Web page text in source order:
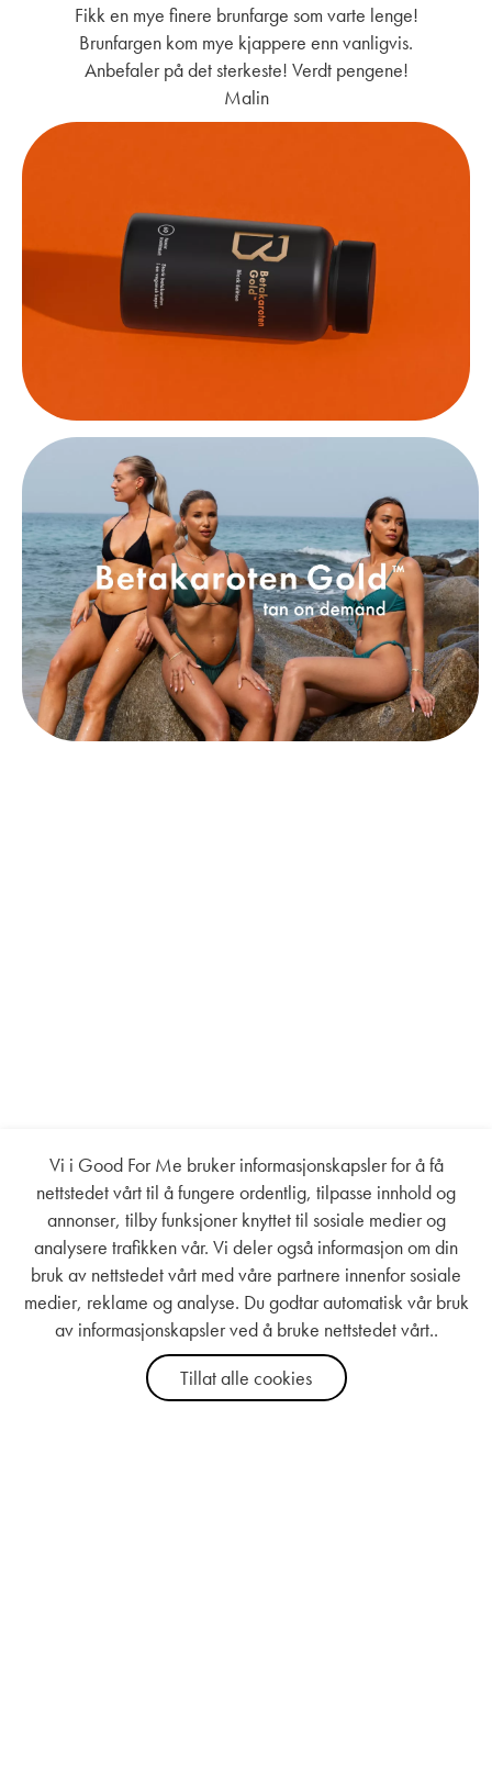
Fikk en mye finere brunfarge som varte lenge!
Brunfargen kom mye kjappere enn vanligvis.
Anbefaler på det sterkeste! Verdt pengene!
Malin
Vi i Good For Me bruker informasjonskapsler for å få
nettstedet vårt til å fungere ordentlig, tilpasse innhold og
annonser, tilby funksjoner knyttet til sosiale medier og
analysere trafikken vår. Vi deler også informasjon om din
bruk av nettstedet vårt med våre partnere innenfor sosiale
medier, reklame og analyse. Du godtar automatisk vår bruk
av informasjonskapsler ved å bruke nettstedet vårt..
Tillat alle cookies